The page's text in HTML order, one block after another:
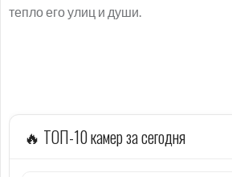
тепло его улиц и души.
🔥 ТОП-10 камер за сегодня